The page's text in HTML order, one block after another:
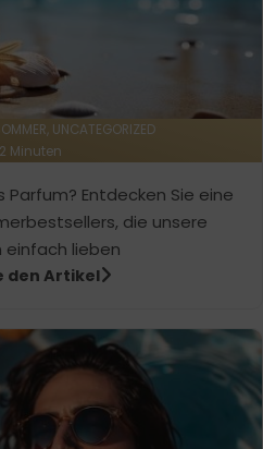
UNCATEGORIZED
2 Minuten
Entdecken Sie eine
die unsere
einfach lieben
den Artikel